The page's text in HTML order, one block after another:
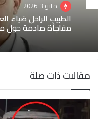
مايو 3, 2026
الطبيب الراحل ضياء
مفاجأة صادمة حول
حوادث
مارس 30, 2026
تأجيل نظر استئناف
أعلى المحور – التحرير الاخباريه
مقالات ذات صلة